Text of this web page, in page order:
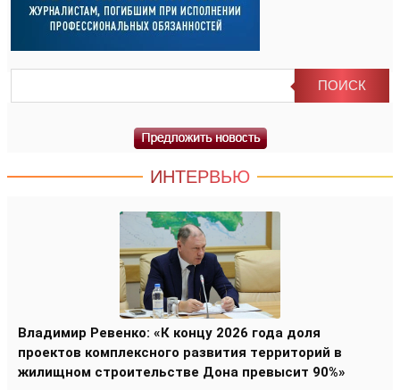
ИНТЕРВЬЮ
Владимир Ревенко: «К концу 2026 года доля
проектов комплексного развития территорий в
жилищном строительстве Дона превысит 90%»